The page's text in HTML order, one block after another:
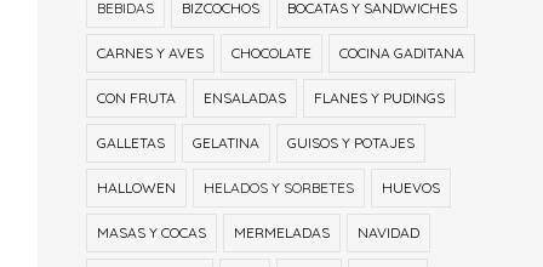
BEBIDAS BIZCOCHOS BOCATAS Y SANDWICHES
CARNES Y AVES CHOCOLATE COCINA GADITANA
CON FRUTA ENSALADAS FLANES Y PUDINGS
GALLETAS GELATINA GUISOS Y POTAJES
HALLOWEN HELADOS Y SORBETES HUEVOS
MASAS Y COCAS MERMELADAS NAVIDAD